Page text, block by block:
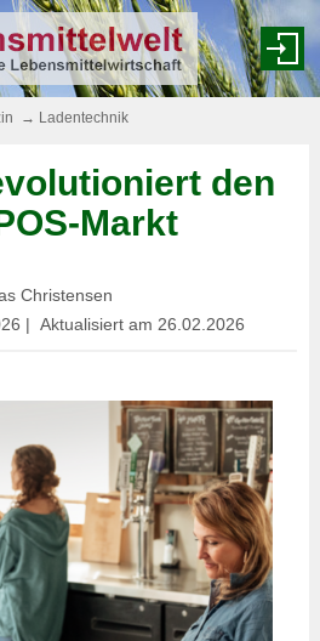
→ Ladentechnik
den
Markt
Christensen
| Aktualisiert am 26.02.2026